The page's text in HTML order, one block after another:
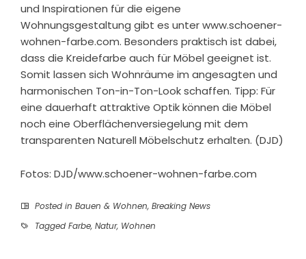
und Inspirationen für die eigene
Wohnungsgestaltung gibt es unter www.schoener-
wohnen-farbe.com. Besonders praktisch ist dabei,
dass die Kreidefarbe auch für Möbel geeignet ist.
Somit lassen sich Wohnräume im angesagten und
harmonischen Ton-in-Ton-Look schaffen. Tipp: Für
eine dauerhaft attraktive Optik können die Möbel
noch eine Oberflächenversiegelung mit dem
transparenten Naturell Möbelschutz erhalten. (DJD)
Fotos: DJD/www.schoener-wohnen-farbe.com
Posted in Bauen & Wohnen, Breaking News
Tagged Farbe, Natur, Wohnen